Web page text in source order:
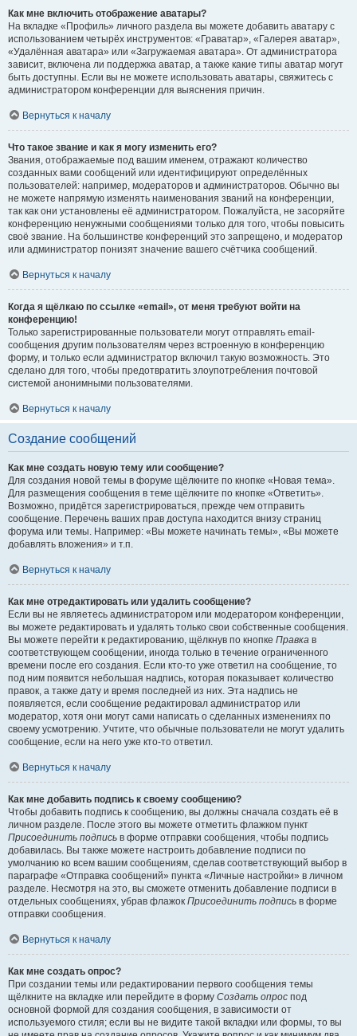
Как мне включить отображение аватары?
На вкладке «Профиль» личного раздела вы можете добавить аватару с
использованием четырёх инструментов: «Граватар», «Галерея аватар»,
«Удалённая аватара» или «Загружаемая аватара». От администратора
зависит, включена ли поддержка аватар, а также какие типы аватар могут
быть доступны. Если вы не можете использовать аватары, свяжитесь с
администратором конференции для выяснения причин.
Вернуться к началу
Что такое звание и как я могу изменить его?
Звания, отображаемые под вашим именем, отражают количество
созданных вами сообщений или идентифицируют определённых
пользователей: например, модераторов и администраторов. Обычно вы
не можете напрямую изменять наименования званий на конференции,
так как они установлены её администратором. Пожалуйста, не засоряйте
конференцию ненужными сообщениями только для того, чтобы повысить
своё звание. На большинстве конференций это запрещено, и модератор
или администратор понизят значение вашего счётчика сообщений.
Вернуться к началу
Когда я щёлкаю по ссылке «email», от меня требуют войти на
конференцию!
Только зарегистрированные пользователи могут отправлять email-
сообщения другим пользователям через встроенную в конференцию
форму, и только если администратор включил такую возможность. Это
сделано для того, чтобы предотвратить злоупотребления почтовой
системой анонимными пользователями.
Вернуться к началу
Создание сообщений
Как мне создать новую тему или сообщение?
Для создания новой темы в форуме щёлкните по кнопке «Новая тема».
Для размещения сообщения в теме щёлкните по кнопке «Ответить».
Возможно, придётся зарегистрироваться, прежде чем отправить
сообщение. Перечень ваших прав доступа находится внизу страниц
форума или темы. Например: «Вы можете начинать темы», «Вы можете
добавлять вложения» и т.п.
Вернуться к началу
Как мне отредактировать или удалить сообщение?
Если вы не являетесь администратором или модератором конференции,
вы можете редактировать и удалять только свои собственные сообщения.
Вы можете перейти к редактированию, щёлкнув по кнопке Правка в
соответствующем сообщении, иногда только в течение ограниченного
времени после его создания. Если кто-то уже ответил на сообщение, то
под ним появится небольшая надпись, которая показывает количество
правок, а также дату и время последней из них. Эта надпись не
появляется, если сообщение редактировал администратор или
модератор, хотя они могут сами написать о сделанных изменениях по
своему усмотрению. Учтите, что обычные пользователи не могут удалить
сообщение, если на него уже кто-то ответил.
Вернуться к началу
Как мне добавить подпись к своему сообщению?
Чтобы добавить подпись к сообщению, вы должны сначала создать её в
личном разделе. После этого вы можете отметить флажком пункт
Присоединить подпись в форме отправки сообщения, чтобы подпись
добавилась. Вы также можете настроить добавление подписи по
умолчанию ко всем вашим сообщениям, сделав соответствующий выбор в
параграфе «Отправка сообщений» пункта «Личные настройки» в личном
разделе. Несмотря на это, вы сможете отменить добавление подписи в
отдельных сообщениях, убрав флажок Присоединить подпись в форме
отправки сообщения.
Вернуться к началу
Как мне создать опрос?
При создании темы или редактировании первого сообщения темы
щёлкните на вкладке или перейдите в форму Создать опрос под
основной формой для создания сообщения, в зависимости от
используемого стиля; если вы не видите такой вкладки или формы, то вы